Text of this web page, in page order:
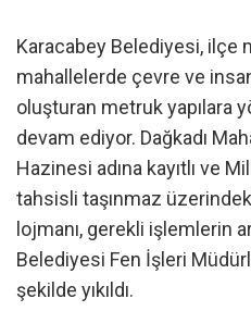
Karacabey Belediyesi, ilçe
mahallelerde çevre ve
oluşturan metruk yapılara
devam ediyor. Dağkadı
Hazinesi adına kayıtlı ve
tahsisli taşınmaz
lojmanı, gerekli işlemlerin
Belediyesi Fen İşleri
şekilde yıkıldı.